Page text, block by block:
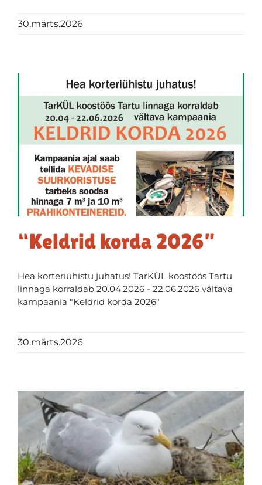
30.märts.2026
“Keldrid korda 2026”
Hea korteriühistu juhatus! TarKÜL koostöös Tartu
linnaga korraldab 20.04.2026 - 22.06.2026 vältava
kampaania "Keldrid korda 2026"
30.märts.2026